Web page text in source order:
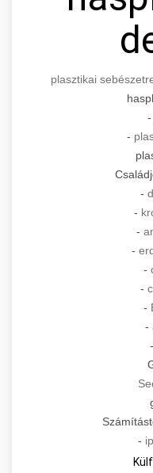
plasztikai sebészet
-
-
-
-
-
-
-
-
-
-
-
-